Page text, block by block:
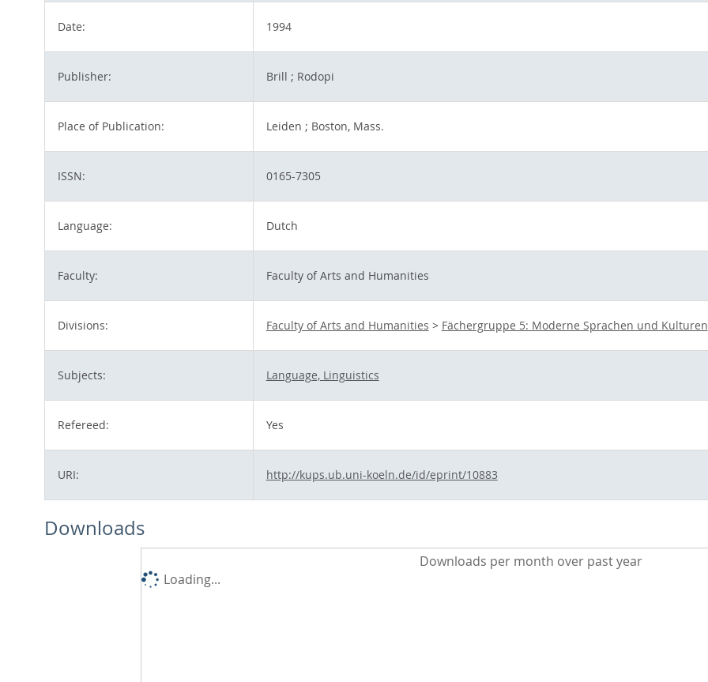
Date: 1994
Publisher: Brill ; Rodopi
Place of Publication: Leiden ; Boston, Mass.
ISSN: 0165-7305
Language: Dutch
Faculty: Faculty of Arts and Humanities
Divisions: Faculty of Arts and Humanities > Fächergruppe 5: Moderne Sprachen und Kulturen
Subjects: Language, Linguistics
Refereed: Yes
URI: http://kups.ub.uni-koeln.de/id/eprint/10883
Downloads
Downloads per month over past year
Loading...